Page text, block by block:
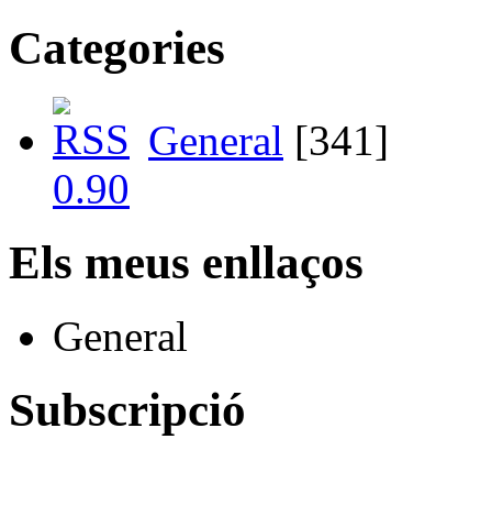
Categories
General [341]
Els meus enllaços
General
Subscripció